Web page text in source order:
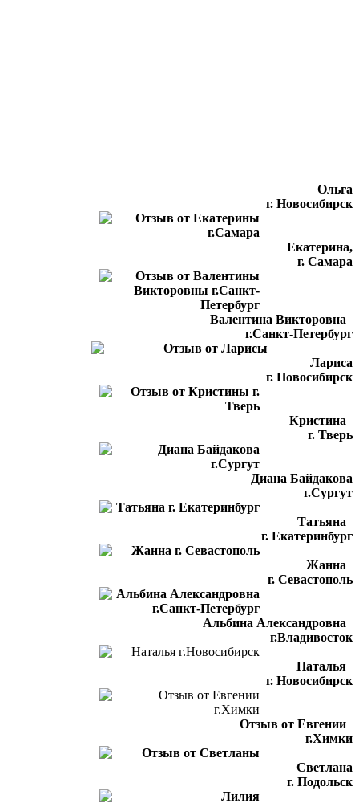
Ольга
г. Новосибирск
Екатерина,
г. Самара
Валентина Викторовна
г.Санкт-Петербург
Лариса
г. Новосибирск
Кристина
г. Тверь
Диана Байдакова
г.Сургут
Татьяна
г. Екатеринбург
Жанна
г. Севастополь
Альбина Александровна
г.Владивосток
Наталья
г. Новосибирск
Отзыв от Евгении
г.Химки
Светлана
г. Подольск